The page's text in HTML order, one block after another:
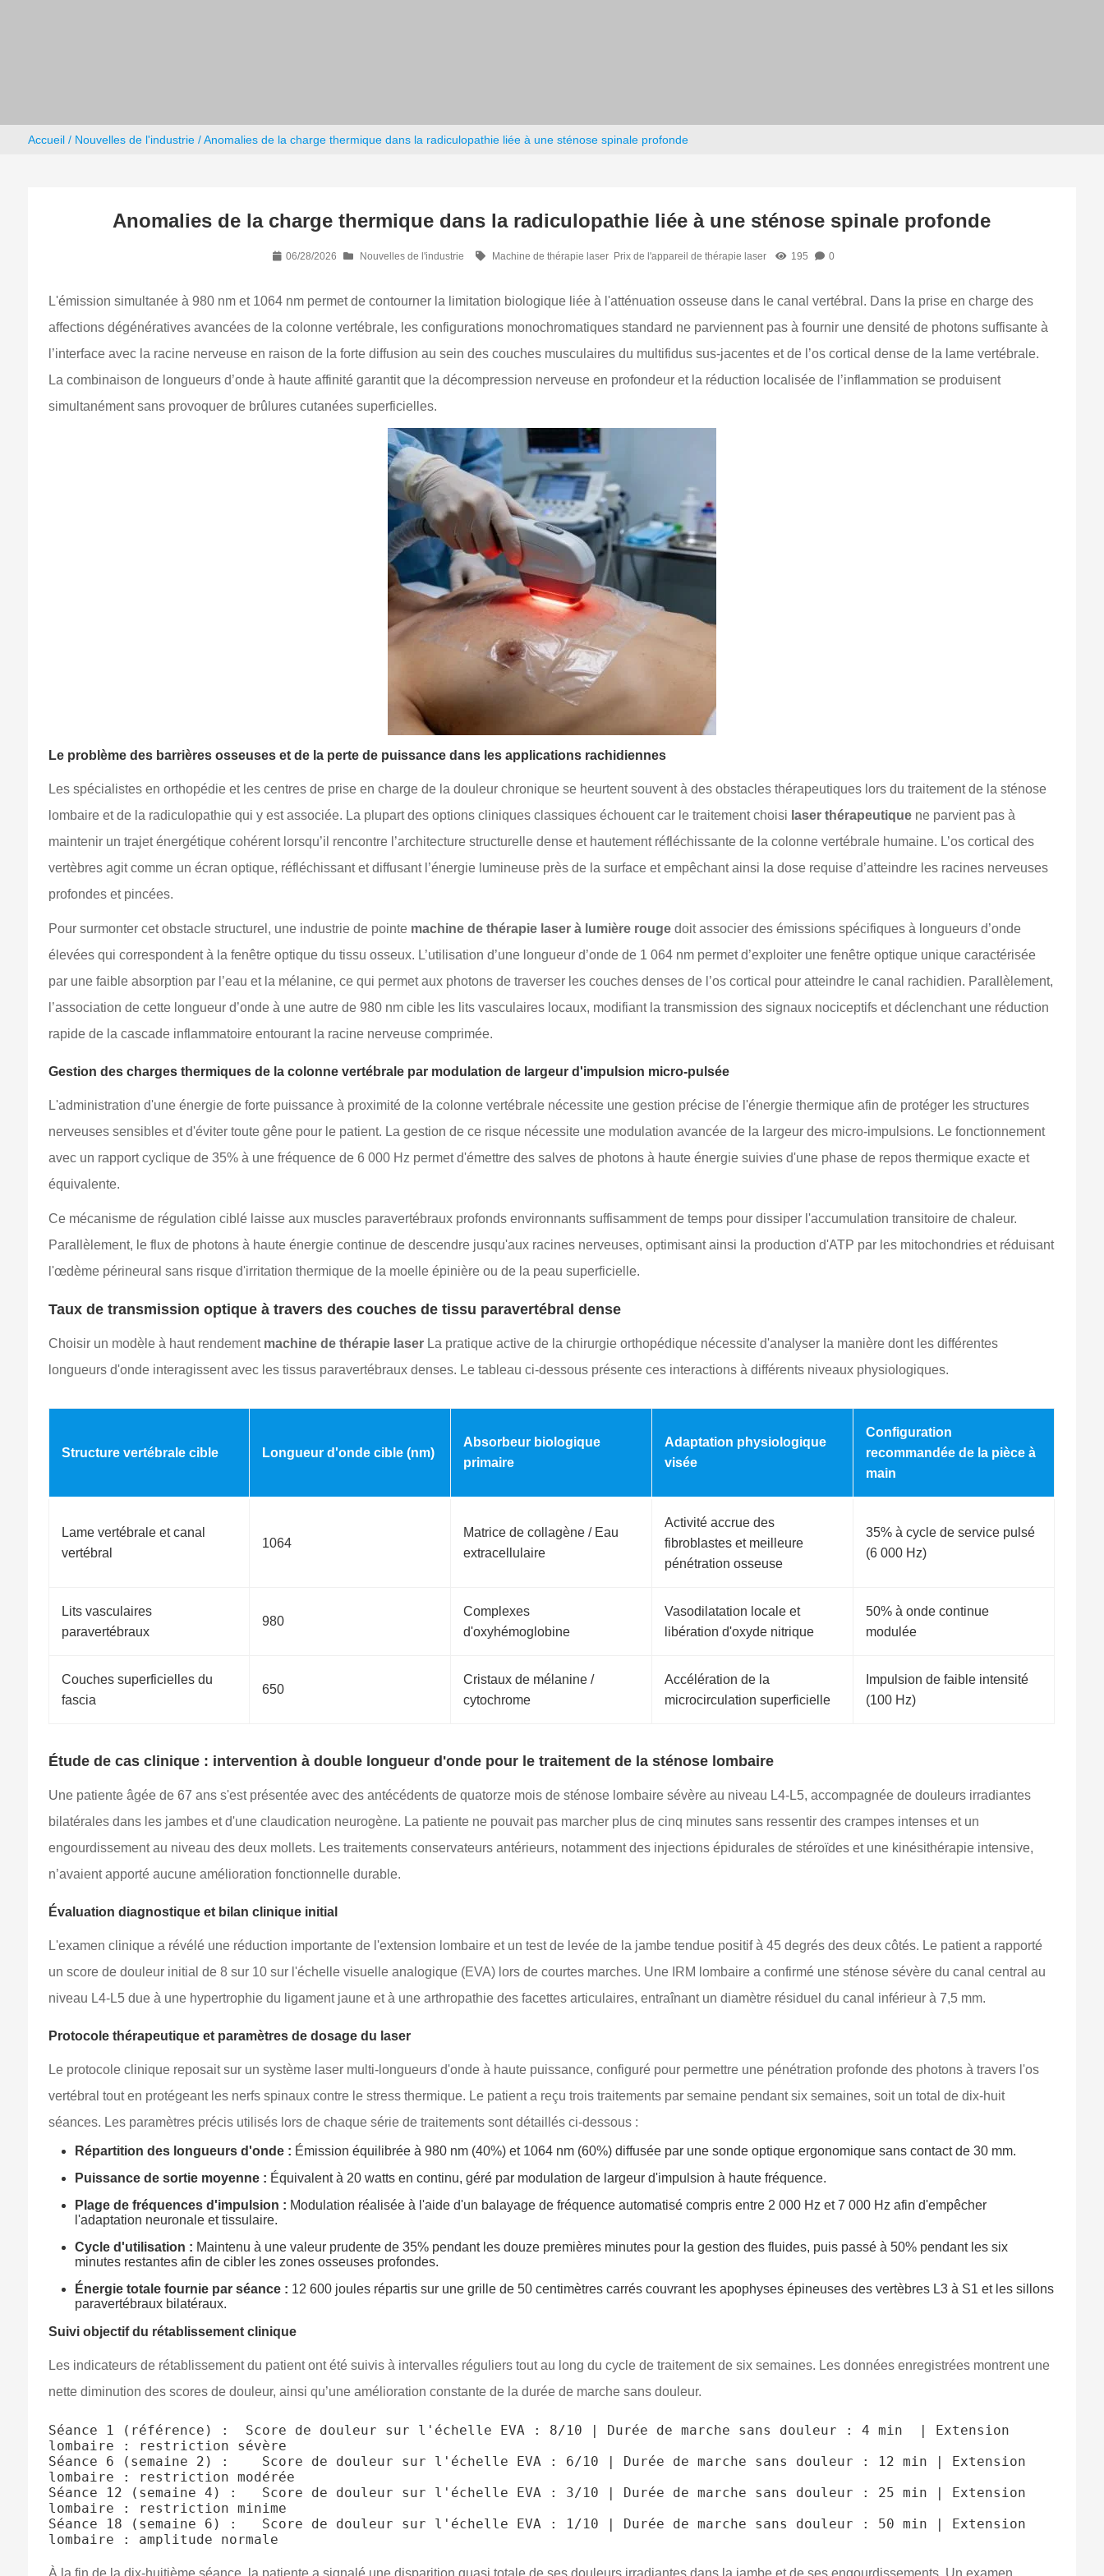
Accueil/ Nouvelles de l'industrie/ Anomalies de la charge thermique dans la radiculopathie liée à une sténose spinale profonde
Anomalies de la charge thermique dans la radiculopathie liée à une sténose spinale profonde
06/28/2026 Nouvelles de l'industrie Machine de thérapie laser Prix de l'appareil de thérapie laser 195 0
L'émission simultanée à 980 nm et 1064 nm permet de contourner la limitation biologique liée à l'atténuation osseuse dans le canal vertébral. Dans la prise en charge des
affections dégénératives avancées de la colonne vertébrale, les configurations monochromatiques standard ne parviennent pas à fournir une densité de photons suffisante à
l’interface avec la racine nerveuse en raison de la forte diffusion au sein des couches musculaires du multifidus sus-jacentes et de l’os cortical dense de la lame vertébrale.
La combinaison de longueurs d’onde à haute affinité garantit que la décompression nerveuse en profondeur et la réduction localisée de l’inflammation se produisent
simultanément sans provoquer de brûlures cutanées superficielles.
Le problème des barrières osseuses et de la perte de puissance dans les applications rachidiennes
Les spécialistes en orthopédie et les centres de prise en charge de la douleur chronique se heurtent souvent à des obstacles thérapeutiques lors du traitement de la sténose
lombaire et de la radiculopathie qui y est associée. La plupart des options cliniques classiques échouent car le traitement choisi laser thérapeutique ne parvient pas à
maintenir un trajet énergétique cohérent lorsqu’il rencontre l’architecture structurelle dense et hautement réfléchissante de la colonne vertébrale humaine. L’os cortical des
vertèbres agit comme un écran optique, réfléchissant et diffusant l’énergie lumineuse près de la surface et empêchant ainsi la dose requise d’atteindre les racines nerveuses
profondes et pincées.
Pour surmonter cet obstacle structurel, une industrie de pointe machine de thérapie laser à lumière rouge doit associer des émissions spécifiques à longueurs d’onde
élevées qui correspondent à la fenêtre optique du tissu osseux. L’utilisation d’une longueur d’onde de 1 064 nm permet d’exploiter une fenêtre optique unique caractérisée
par une faible absorption par l’eau et la mélanine, ce qui permet aux photons de traverser les couches denses de l’os cortical pour atteindre le canal rachidien. Parallèlement,
l’association de cette longueur d’onde à une autre de 980 nm cible les lits vasculaires locaux, modifiant la transmission des signaux nociceptifs et déclenchant une réduction
rapide de la cascade inflammatoire entourant la racine nerveuse comprimée.
Gestion des charges thermiques de la colonne vertébrale par modulation de largeur d'impulsion micro-pulsée
L'administration d'une énergie de forte puissance à proximité de la colonne vertébrale nécessite une gestion précise de l'énergie thermique afin de protéger les structures
nerveuses sensibles et d'éviter toute gêne pour le patient. La gestion de ce risque nécessite une modulation avancée de la largeur des micro-impulsions. Le fonctionnement
avec un rapport cyclique de 35% à une fréquence de 6 000 Hz permet d'émettre des salves de photons à haute énergie suivies d'une phase de repos thermique exacte et
équivalente.
Ce mécanisme de régulation ciblé laisse aux muscles paravertébraux profonds environnants suffisamment de temps pour dissiper l'accumulation transitoire de chaleur.
Parallèlement, le flux de photons à haute énergie continue de descendre jusqu'aux racines nerveuses, optimisant ainsi la production d'ATP par les mitochondries et réduisant
l'œdème périneural sans risque d'irritation thermique de la moelle épinière ou de la peau superficielle.
Taux de transmission optique à travers des couches de tissu paravertébral dense
Choisir un modèle à haut rendement machine de thérapie laser La pratique active de la chirurgie orthopédique nécessite d'analyser la manière dont les différentes
longueurs d'onde interagissent avec les tissus paravertébraux denses. Le tableau ci-dessous présente ces interactions à différents niveaux physiologiques.
Structure vertébrale cible Longueur d'onde cible (nm)
Absorbeur biologique
primaire
Adaptation physiologique
visée
Configuration
recommandée de la pièce à
main
Lame vertébrale et canal
vertébral
1064
Matrice de collagène / Eau
extracellulaire
Activité accrue des
fibroblastes et meilleure
pénétration osseuse
35% à cycle de service pulsé
(6 000 Hz)
Lits vasculaires
paravertébraux
980
Complexes
d'oxyhémoglobine
Vasodilatation locale et
libération d'oxyde nitrique
50% à onde continue
modulée
Couches superficielles du
fascia
650
Cristaux de mélanine /
cytochrome
Accélération de la
microcirculation superficielle
Impulsion de faible intensité
(100 Hz)
Étude de cas clinique : intervention à double longueur d'onde pour le traitement de la sténose lombaire
Une patiente âgée de 67 ans s'est présentée avec des antécédents de quatorze mois de sténose lombaire sévère au niveau L4-L5, accompagnée de douleurs irradiantes
bilatérales dans les jambes et d'une claudication neurogène. La patiente ne pouvait pas marcher plus de cinq minutes sans ressentir des crampes intenses et un
engourdissement au niveau des deux mollets. Les traitements conservateurs antérieurs, notamment des injections épidurales de stéroïdes et une kinésithérapie intensive,
n’avaient apporté aucune amélioration fonctionnelle durable.
Évaluation diagnostique et bilan clinique initial
L'examen clinique a révélé une réduction importante de l'extension lombaire et un test de levée de la jambe tendue positif à 45 degrés des deux côtés. Le patient a rapporté
un score de douleur initial de 8 sur 10 sur l'échelle visuelle analogique (EVA) lors de courtes marches. Une IRM lombaire a confirmé une sténose sévère du canal central au
niveau L4-L5 due à une hypertrophie du ligament jaune et à une arthropathie des facettes articulaires, entraînant un diamètre résiduel du canal inférieur à 7,5 mm.
Protocole thérapeutique et paramètres de dosage du laser
Le protocole clinique reposait sur un système laser multi-longueurs d'onde à haute puissance, configuré pour permettre une pénétration profonde des photons à travers l'os
vertébral tout en protégeant les nerfs spinaux contre le stress thermique. Le patient a reçu trois traitements par semaine pendant six semaines, soit un total de dix-huit
séances. Les paramètres précis utilisés lors de chaque série de traitements sont détaillés ci-dessous :
Répartition des longueurs d'onde : Émission équilibrée à 980 nm (40%) et 1064 nm (60%) diffusée par une sonde optique ergonomique sans contact de 30 mm.
Puissance de sortie moyenne : Équivalent à 20 watts en continu, géré par modulation de largeur d'impulsion à haute fréquence.
Plage de fréquences d'impulsion : Modulation réalisée à l'aide d'un balayage de fréquence automatisé compris entre 2 000 Hz et 7 000 Hz afin d'empêcher
l'adaptation neuronale et tissulaire.
Cycle d'utilisation : Maintenu à une valeur prudente de 35% pendant les douze premières minutes pour la gestion des fluides, puis passé à 50% pendant les six
minutes restantes afin de cibler les zones osseuses profondes.
Énergie totale fournie par séance : 12 600 joules répartis sur une grille de 50 centimètres carrés couvrant les apophyses épineuses des vertèbres L3 à S1 et les sillons
paravertébraux bilatéraux.
Suivi objectif du rétablissement clinique
Les indicateurs de rétablissement du patient ont été suivis à intervalles réguliers tout au long du cycle de traitement de six semaines. Les données enregistrées montrent une
nette diminution des scores de douleur, ainsi qu’une amélioration constante de la durée de marche sans douleur.
Séance 1 (référence) :  Score de douleur sur l'échelle EVA : 8/10 | Durée de marche sans douleur : 4 min  | Extension
lombaire : restriction sévère
Séance 6 (semaine 2) :    Score de douleur sur l'échelle EVA : 6/10 | Durée de marche sans douleur : 12 min | Extension
lombaire : restriction modérée
Séance 12 (semaine 4) :   Score de douleur sur l'échelle EVA : 3/10 | Durée de marche sans douleur : 25 min | Extension
lombaire : restriction minime
Séance 18 (semaine 6) :   Score de douleur sur l'échelle EVA : 1/10 | Durée de marche sans douleur : 50 min | Extension
À la fin de la dix-huitième séance, la patiente a signalé une disparition quasi totale de ses douleurs irradiantes dans la jambe et de ses engourdissements. Un examen